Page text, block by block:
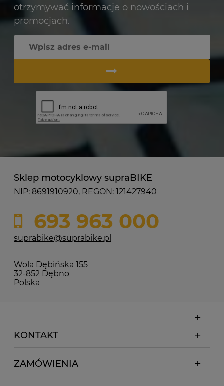
otrzymywać informacje o nowościach i
promocjach.
Sklep motocyklowy supraBIKE
NIP: 8691910920, REGON: 121427940
693 963 000
suprabike@suprabike.pl
Wola Dębińska 155
32-852 Dębno
Polska
KONTAKT
ZAMÓWIENIA